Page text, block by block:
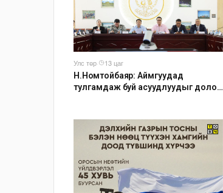
Улс төр·
13 цаг
Н.Номтойбаяр: Аймгуудад
тулгамдаж буй асуудлуудыг долоо
шийдвэрлүүлнэ